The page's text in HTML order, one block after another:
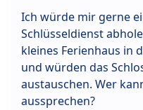
Ich würde mir gerne
Schlüsseldienst
kleines Ferienhaus in
und würden das
austauschen. Wer
aussprechen?